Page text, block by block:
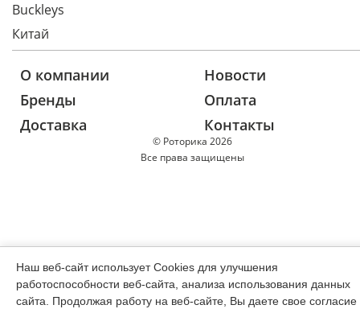
Buckleys
Китай
© Роторика 2026
Все права защищены
О компании
Новости
Бренды
Оплата
Доставка
Контакты
Наш веб-сайт использует Cookies для улучшения
работоспособности веб-сайта, анализа использования данных
сайта. Продолжая работу на веб-сайте, Вы даете свое согласие